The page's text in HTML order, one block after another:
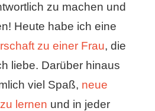
zu machen und
Heute habe ich eine
zu einer Frau, die
liebe. Darüber hinaus
viel Spaß, neue
lernen und in jeder